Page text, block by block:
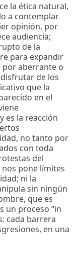
la ética natural,
a contemplar
opinión, por
audiencia;
de la
para expandir
aberrante o
de los
que la
en el
es la reacción
no tanto por
con toda
del
nos pone límites
ni la
sin ningún
que es
un proceso “in
cada barrera
en una